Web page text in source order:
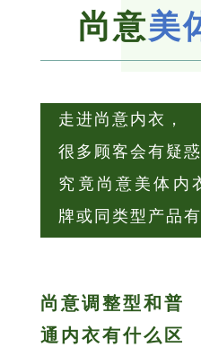
尚意美
走进尚意内衣，
很多顾客会有疑惑
究竟尚意美体内
牌或同类型产品
尚意调整型和普
通内衣有什么区